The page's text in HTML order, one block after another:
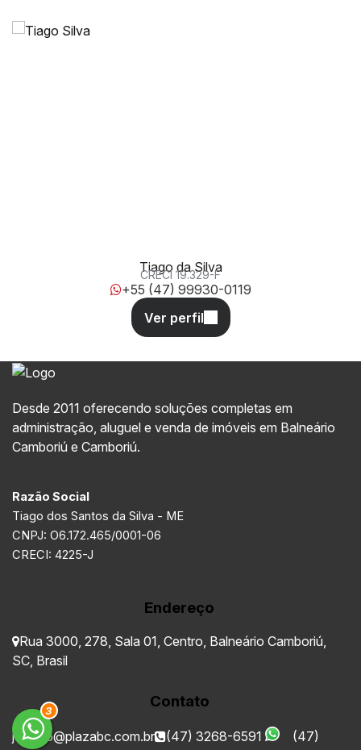
3
Tiago da Silva
CRECI 19.329-F
+55 (47) 99930-0119
Desde 2011 oferecendo soluções completas em
administração, aluguel e venda de imóveis em Balneário
Camboriú e Camboriú.
Razão Social
Tiago dos Santos da Silva - ME
CNPJ: O6.172.465/0001-06
CRECI: 4225-J
Endereço
Rua 3000 278 Sala 01 Centro Balneário Camboriú
SC Brasil
Contato
juridico@plazabc.com.br (47) 3268-6591
(47)